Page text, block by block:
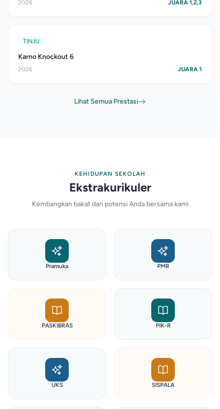
2026 JUARA 1,2,3
TINJU
Karno Knockout 6
2026 JUARA 1
Lihat Semua Prestasi
KEHIDUPAN SEKOLAH
Ekstrakurikuler
Kembangkan bakat dan potensi Anda bersama kami
Pramuka PMR
PASKIBRAS PIK-R
UKS SISPALA